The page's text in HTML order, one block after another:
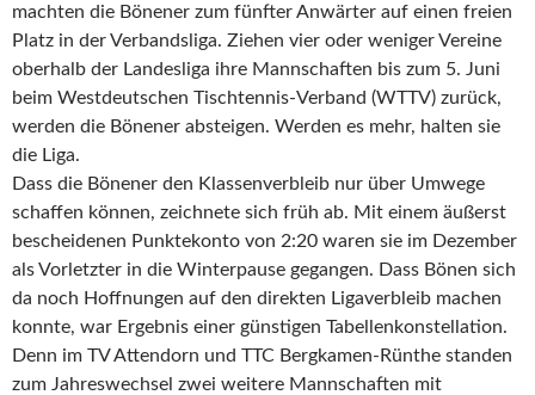
machten die Bönener zum fünfter Anwärter auf einen freien
Platz in der Verbandsliga. Ziehen vier oder weniger Vereine
oberhalb der Landesliga ihre Mannschaften bis zum 5. Juni
beim Westdeutschen Tischtennis-Verband (WTTV) zurück,
werden die Bönener absteigen. Werden es mehr, halten sie
die Liga.
Dass die Bönener den Klassenverbleib nur über Umwege
schaffen können, zeichnete sich früh ab. Mit einem äußerst
bescheidenen Punktekonto von 2:20 waren sie im Dezember
als Vorletzter in die Winterpause gegangen. Dass Bönen sich
da noch Hoffnungen auf den direkten Ligaverbleib machen
konnte, war Ergebnis einer günstigen Tabellenkonstellation.
Denn im TV Attendorn und TTC Bergkamen-Rünthe standen
zum Jahreswechsel zwei weitere Mannschaften mit